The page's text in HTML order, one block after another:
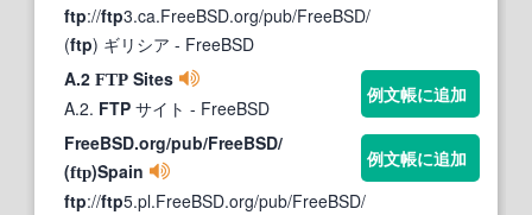
ftp://ftp3.ca.FreeBSD.org/pub/FreeBSD/
(ftp) ギリシア - FreeBSD
A.2 FTP Sites
A.2. FTP サイト - FreeBSD
例文帳に追加
FreeBSD.org/pub/FreeBSD/
(ftp)Spain
ftp://ftp5.pl.FreeBSD.org/pub/FreeBSD/
例文帳に追加